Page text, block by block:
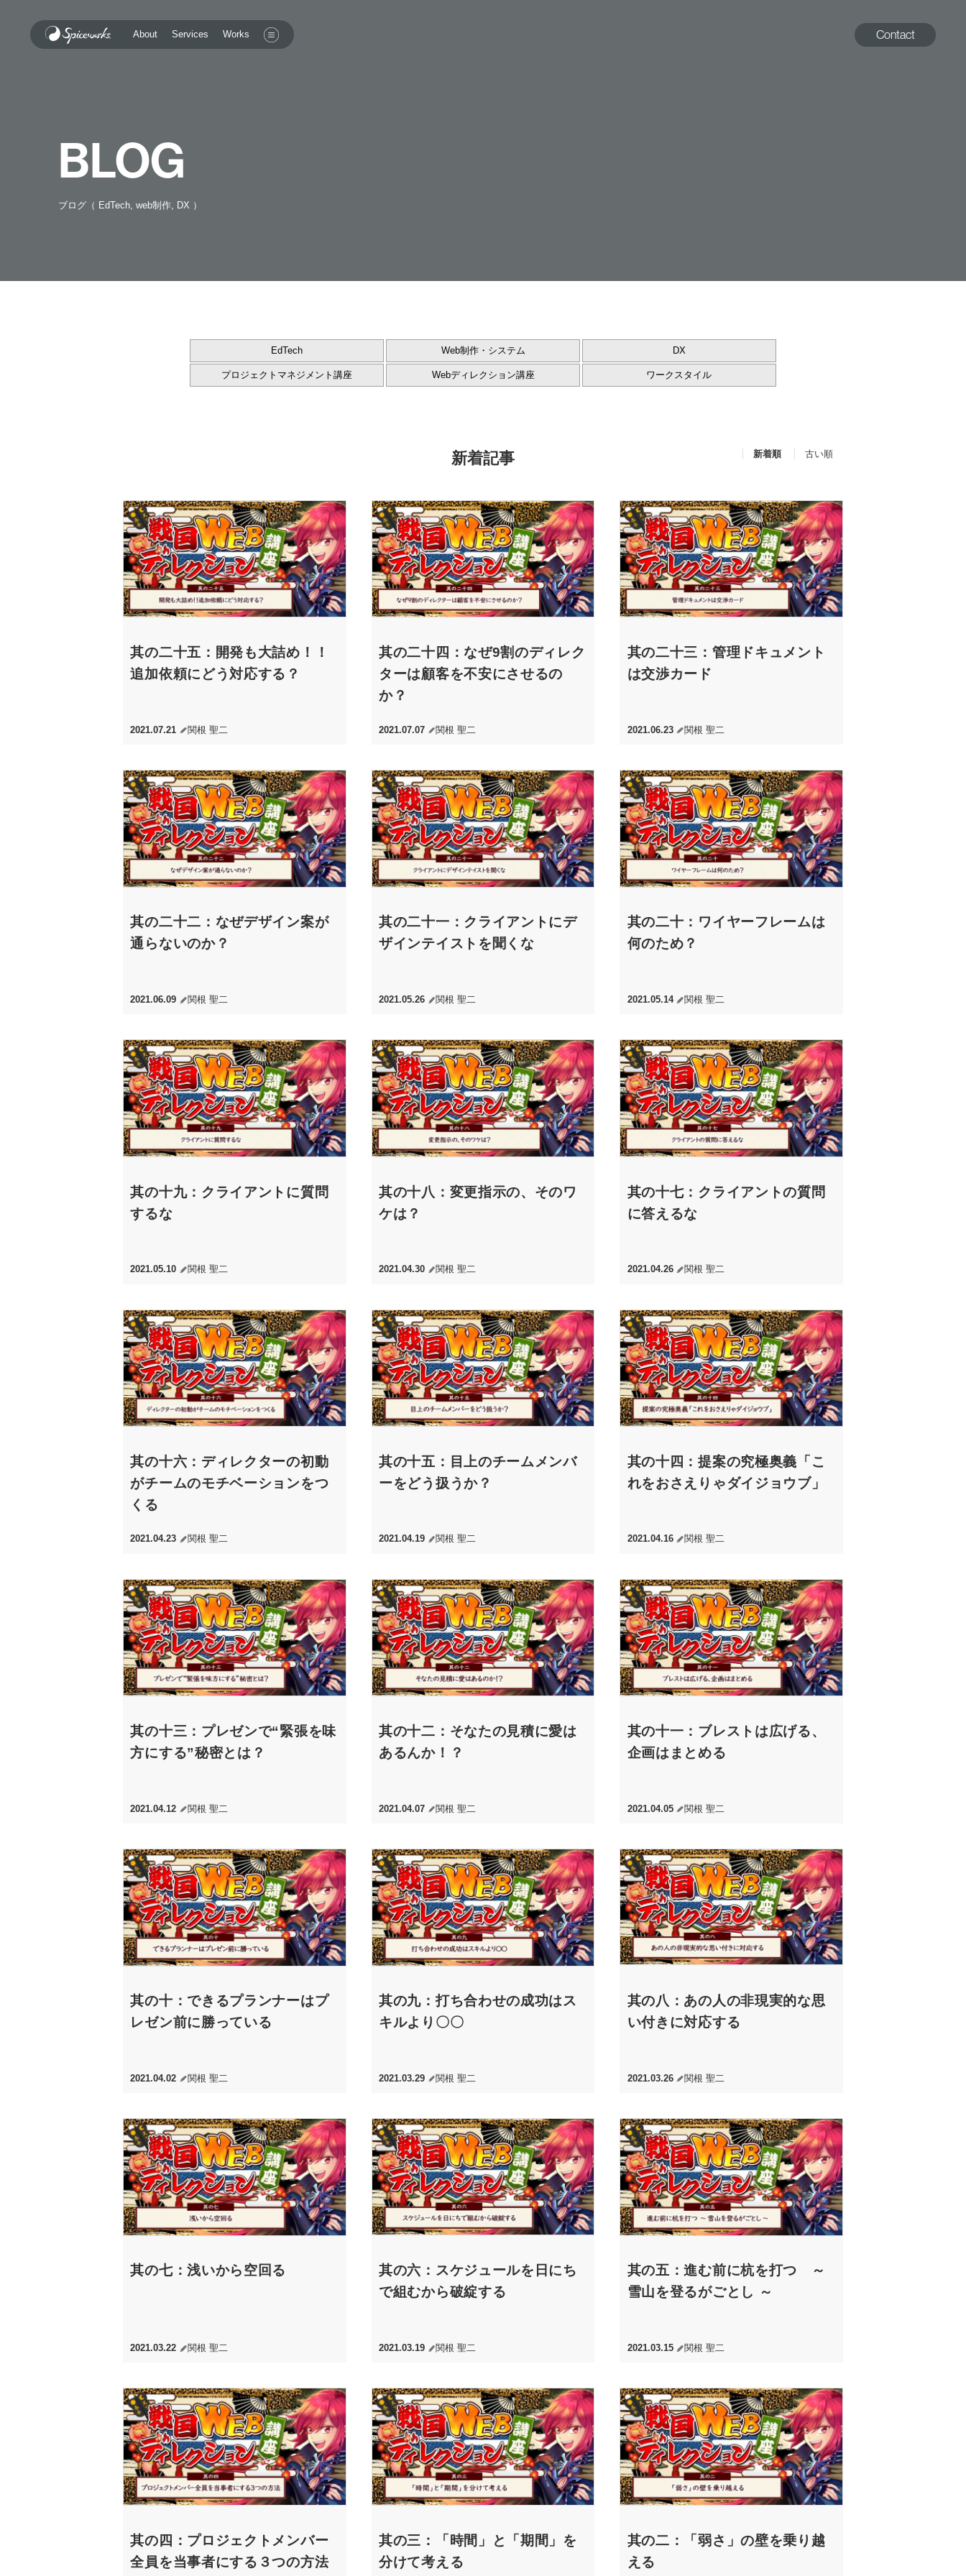
About Services Works Contact
BLOG
ブログ（ EdTech, web制作, DX ）
EdTech Web制作・システム DX
プロジェクトマネジメント講座 Webディレクション講座 ワークスタイル
新着記事 新着順 古い順
其の二十五：開発も大詰め！！
追加依頼にどう対応する？
2021.07.21 関根 聖二
其の二十四：なぜ9割のディレク
ターは顧客を不安にさせるの
か？
2021.07.07 関根 聖二
其の二十三：管理ドキュメント
は交渉カード
2021.06.23 関根 聖二
其の二十二：なぜデザイン案が
通らないのか？
2021.06.09 関根 聖二
其の二十一：クライアントにデ
ザインテイストを聞くな
2021.05.26 関根 聖二
其の二十：ワイヤーフレームは
何のため？
2021.05.14 関根 聖二
其の十九：クライアントに質問
するな
2021.05.10 関根 聖二
其の十八：変更指示の、そのワ
ケは？
2021.04.30 関根 聖二
其の十七：クライアントの質問
に答えるな
2021.04.26 関根 聖二
其の十六：ディレクターの初動
がチームのモチベーションをつ
くる
2021.04.23 関根 聖二
其の十五：目上のチームメンバ
ーをどう扱うか？
2021.04.19 関根 聖二
其の十四：提案の究極奥義「こ
れをおさえりゃダイジョウブ」
2021.04.16 関根 聖二
其の十三：プレゼンで“緊張を味
方にする”秘密とは？
2021.04.12 関根 聖二
其の十二：そなたの見積に愛は
あるんか！？
2021.04.07 関根 聖二
其の十一：ブレストは広げる、
企画はまとめる
2021.04.05 関根 聖二
其の十：できるプランナーはプ
レゼン前に勝っている
2021.04.02 関根 聖二
其の九：打ち合わせの成功はス
キルより〇〇
2021.03.29 関根 聖二
其の八：あの人の非現実的な思
い付きに対応する
2021.03.26 関根 聖二
其の七：浅いから空回る
2021.03.22 関根 聖二
其の六：スケジュールを日にち
で組むから破綻する
2021.03.19 関根 聖二
其の五：進む前に杭を打つ ～
雪山を登るがごとし ～
2021.03.15 関根 聖二
其の四：プロジェクトメンバー
全員を当事者にする３つの方法
其の三：「時間」と「期間」を
分けて考える
其の二：「弱さ」の壁を乗り越
える